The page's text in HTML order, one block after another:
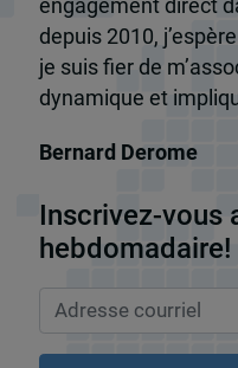
engagement direct
depuis 2010,
je suis fier de
dynamique et
Bernard Derome
Inscrivez-vous
hebdomadaire!